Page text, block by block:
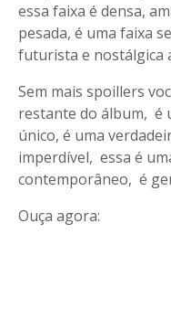
essa faixa é densa,
pesada, é uma faixa
futurista e nostálgica
Sem mais spoillers
restante do álbum, é
único, é uma
imperdível, essa é
contemporâneo, é
Ouça agora: